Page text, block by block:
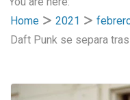
Home
2021
Daft Punk se separa